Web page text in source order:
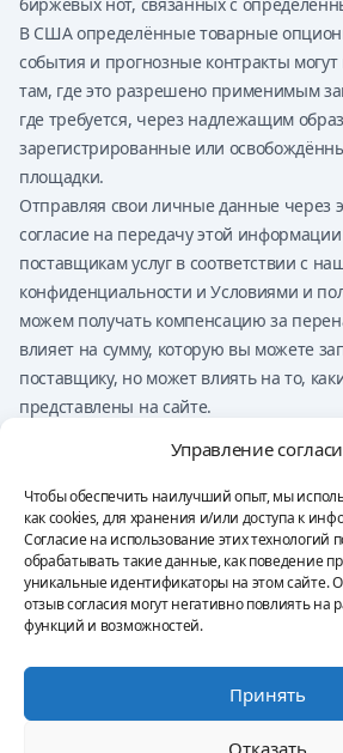
Управление
Чтобы обеспечить наилучший опыт, мы
как cookies, для хранения и/или доступа к
Согласие на использование этих технологий
обрабатывать такие данные, как поведение
уникальные идентификаторы на этом сайте.
отзыв согласия могут негативно повлиять на
функций и возможностей.
Принять
Отказать
В США определённые товарные
события и прогнозные контракты могут
там, где это разрешено применимым
где требуется, через надлежащим
зарегистрированные или
площадки.
Отправляя свои личные данные через
согласие на передачу этой
поставщикам услуг в соответствии с
конфиденциальности и Условиями и
можем получать компенсацию за
влияет на сумму, которую вы можете
поставщику, но может влиять на то,
представлены на сайте.
финансовый совет, инвестиционный
совет, налоговый совет или
продаже или торговле каким-либо
Вы несёте исключительную
решения.
Политика конфиденциальности Условия
Отказ от ответственности
Политика использования файлов cookie